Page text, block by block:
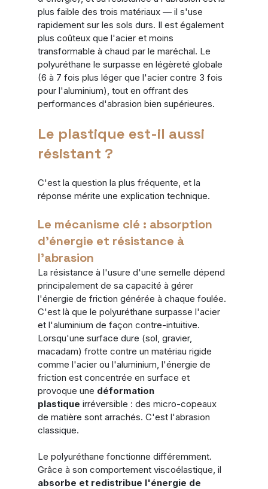
plus faible des trois matériaux — il s'use
rapidement sur les sols durs. Il est également
plus coûteux que l'acier et moins
transformable à chaud par le maréchal. Le
polyuréthane le surpasse en légèreté globale
(6 à 7 fois plus léger que l'acier contre 3 fois
pour l'aluminium), tout en offrant des
performances d'abrasion bien supérieures.
Le plastique est-il aussi
résistant ?
C'est la question la plus fréquente, et la
réponse mérite une explication technique.
Le mécanisme clé : absorption
d'énergie et résistance à
l'abrasion
La résistance à l'usure d'une semelle dépend
principalement de sa capacité à gérer
l'énergie de friction générée à chaque foulée.
C'est là que le polyuréthane surpasse l'acier
et l'aluminium de façon contre-intuitive.
Lorsqu'une surface dure (sol, gravier,
macadam) frotte contre un matériau rigide
comme l'acier ou l'aluminium, l'énergie de
friction est concentrée en surface et
provoque une déformation
plastique irréversible : des micro-copeaux
de matière sont arrachés. C'est l'abrasion
classique.
Le polyuréthane fonctionne différemment.
Grâce à son comportement viscoélastique, il
absorbe et redistribue l'énergie de